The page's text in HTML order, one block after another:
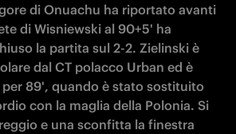
di Onuachu ha riportato avanti
di Wisniewski al 90+5' ha
la partita sul 2-2. Zielinski è
dal CT polacco Urban ed è
89', quando è stato sostituito
con la maglia della Polonia. Si
e una sconfitta la finestra